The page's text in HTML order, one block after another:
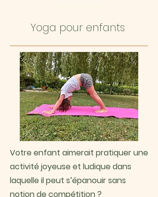
Yoga pour enfants
Votre enfant aimerait pratiquer une
activité joyeuse et ludique dans
laquelle il peut s’épanouir sans
notion de compétition ?